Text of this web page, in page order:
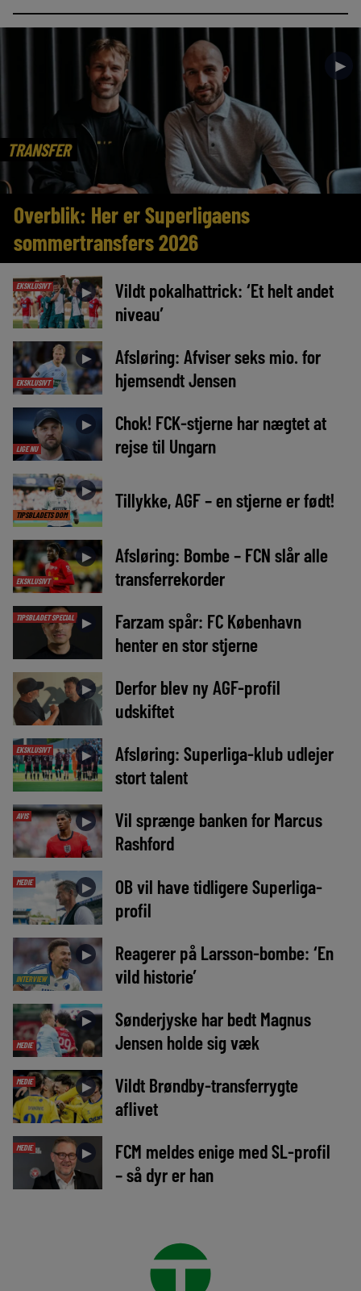
TRANSFER
►
Overblik: Her er Superligaens
sommertransfers 2026
EKSKLUSIVT ►
Vildt pokalhattrick: ‘Et helt andet
niveau’
EKSKLUSIVT
►
Afsløring: Afviser seks mio. for
hjemsendt Jensen
LIGE NU
►
Chok! FCK-stjerne har nægtet at
rejse til Ungarn
TIPSBLADETS DOM
► Tillykke, AGF – en stjerne er født!
EKSKLUSIVT
►
Afsløring: Bombe – FCN slår alle
transferrekorder
TIPSBLADET SPECIAL ►
Farzam spår: FC København
henter en stor stjerne
►
Derfor blev ny AGF-profil
udskiftet
EKSKLUSIVT ►
Afsløring: Superliga-klub udlejer
stort talent
AVIS ►
Vil sprænge banken for Marcus
Rashford
MEDIE ►
OB vil have tidligere Superliga-
profil
INTERVIEW
►
Reagerer på Larsson-bombe: ‘En
vild historie’
MEDIE
►
Sønderjyske har bedt Magnus
Jensen holde sig væk
MEDIE ►
Vildt Brøndby-transferrygte
aflivet
MEDIE ►
FCM meldes enige med SL-profil
– så dyr er han